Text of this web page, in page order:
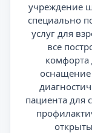
учреждение
специально
услуг для
все
комфорта
оснащение
пациента для